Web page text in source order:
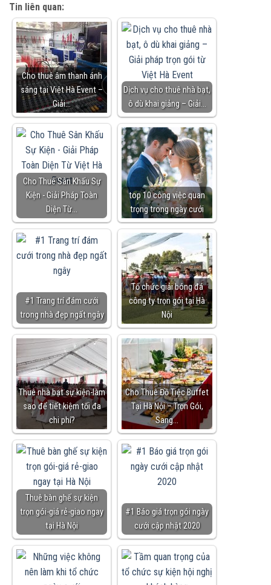
Tin liên quan:
Cho thuê âm thanh ánh
sáng tại Việt Hà Event –
Giải…
Dịch vụ cho thuê nhà bạt,
ô dù khai giảng – Giải…
Cho Thuê Sân Khấu Sự
Kiện - Giải Pháp Toàn
Diện Từ…
top 10 công việc quan
trọng trong ngày cưới
#1 Trang trí đám cưới
trong nhà đẹp ngất ngây
Tổ chức giải bóng đá
công ty trọn gói tại Hà
Nội
Thuê nhà bạt sự kiện-làm
sao để tiết kiệm tối đa
chi phí?
Cho Thuê Đồ Tiệc Buffet
Tại Hà Nội – Trọn Gói,
Sang…
Thuê bàn ghế sự kiện
trọn gói-giá rẻ-giao ngay
tại Hà Nội
#1 Báo giá trọn gói ngày
cưới cập nhật 2020